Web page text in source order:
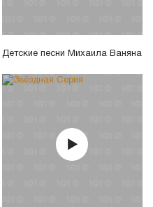
Детские песни Михаила Ваняна